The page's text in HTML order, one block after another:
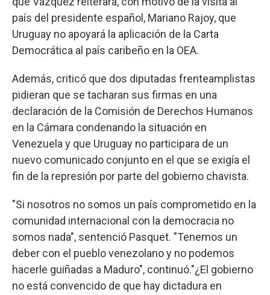
país del presidente español, Mariano Rajoy, que
Uruguay no apoyará la aplicación de la Carta
Democrática al país caribeño en la OEA.
Además, criticó que dos diputadas frenteamplistas
pidieran que se tacharan sus firmas en una
declaración de la Comisión de Derechos Humanos
en la Cámara condenando la situación en
Venezuela y que Uruguay no participara de un
nuevo comunicado conjunto en el que se exigía el
fin de la represión por parte del gobierno chavista.
"Si nosotros no somos un país comprometido en la
comunidad internacional con la democracia no
somos nada", sentenció Pasquet. "Tenemos un
deber con el pueblo venezolano y no podemos
hacerle guiñadas a Maduro", continuó."¿El gobierno
no está convencido de que hay dictadura en